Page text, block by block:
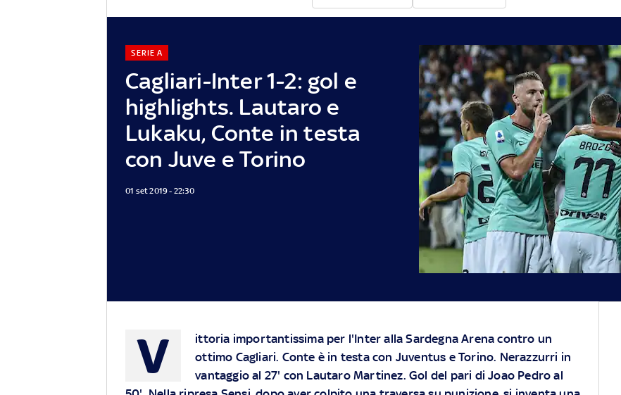
Cagliari-Inter 1-2: gol e
highlights. Lautaro e
Lukaku, Conte in testa
con Juve e Torino
SERIE A
01 set 2019 - 22:30
V
ittoria importantissima per l'Inter alla Sardegna Arena contro un
ottimo Cagliari. Conte è in testa con Juventus e Torino. Nerazzurri in
vantaggio al 27' con Lautaro Martinez. Gol del pari di Joao Pedro al